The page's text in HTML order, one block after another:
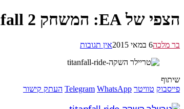
הצפי של EA: המשחק Titanfall 2 ישוחרר עד 2017
בר מלכה6 במאי 2015 אין תגובות
שיתוף
פייסבוק טוויטר Telegram WhatsApp העתק קישור